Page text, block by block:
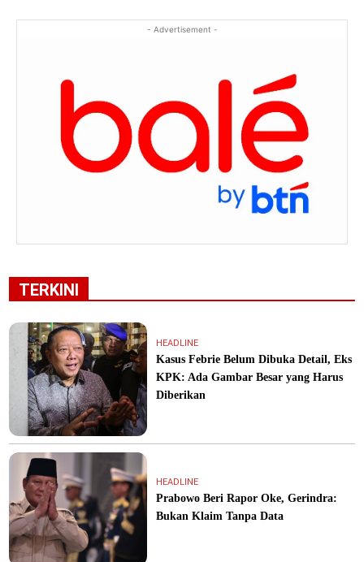
- Advertisement -
TERKINI
HEADLINE
Kasus Febrie Belum Dibuka Detail, Eks
KPK: Ada Gambar Besar yang Harus
Diberikan
HEADLINE
Prabowo Beri Rapor Oke, Gerindra:
Bukan Klaim Tanpa Data